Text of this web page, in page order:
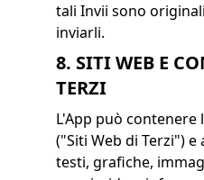
tali Invii sono
inviarli.
8. SITI WEB E
TERZI
L'App può
("Siti Web di Terzi")
testi, grafiche,